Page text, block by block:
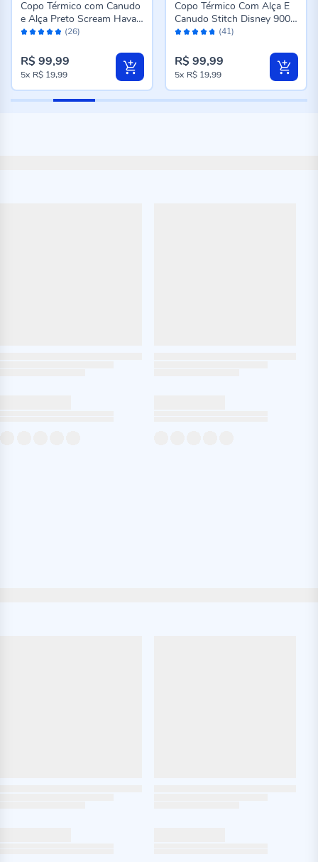
Avaliação: (26)
Copo Térmico com Canudo
e Alça Preto Scream Havan
Casa - 1,2 Litros
R$ 99,99
5x R$ 19,99
Avaliação: (41)
Copo Térmico Com Alça E
Canudo Stitch Disney 900
Ml - Azul
R$ 99,99
5x R$ 19,99